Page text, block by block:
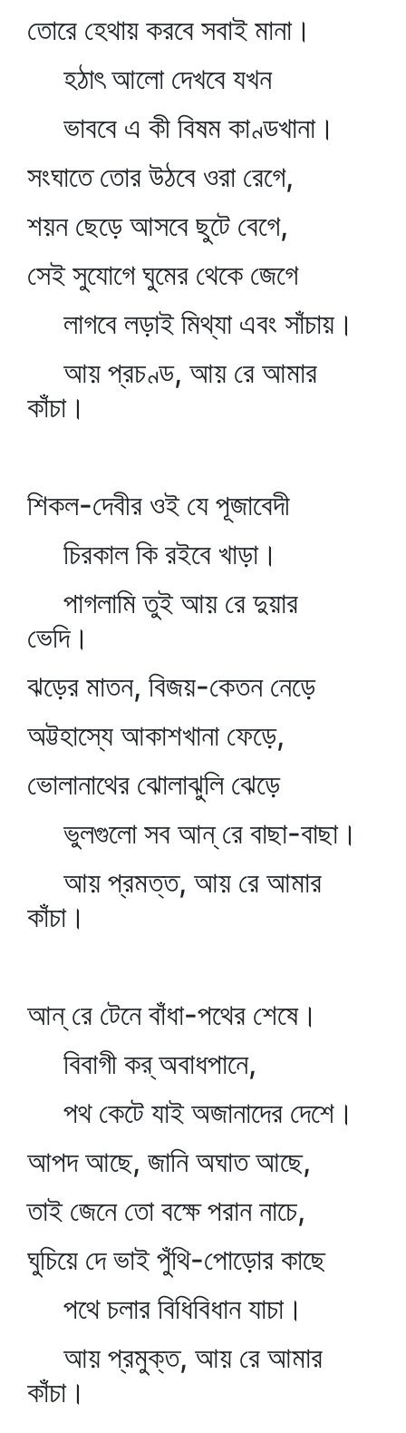
তোরে হেথায় করবে সবাই মানা।
হঠাৎ আলো দেখবে যখন
ভাববে এ কী বিষম কাণ্ডখানা।
সংঘাতে তোর উঠবে ওরা রেগে,
শয়ন ছেড়ে আসবে ছুটে বেগে,
সেই সুযোগে ঘুমের থেকে জেগে
লাগবে লড়াই মিথ্যা এবং সাঁচায়।
আয় প্রচণ্ড, আয় রে আমার
কাঁচা।
শিকল-দেবীর ওই যে পূজাবেদী
চিরকাল কি রইবে খাড়া।
পাগলামি তুই আয় রে দুয়ার
ভেদি।
ঝড়ের মাতন, বিজয়-কেতন নেড়ে
অট্টহাস্যে আকাশখানা ফেড়ে,
ভোলানাথের ঝোলাঝুলি ঝেড়ে
ভুলগুলো সব আন্‌ রে বাছা-বাছা।
আয় প্রমত্ত, আয় রে আমার
কাঁচা।
আন্‌ রে টেনে বাঁধা-পথের শেষে।
বিবাগী কর্‌ অবাধপানে,
পথ কেটে যাই অজানাদের দেশে।
আপদ আছে, জানি অঘাত আছে,
তাই জেনে তো বক্ষে পরান নাচে,
ঘুচিয়ে দে ভাই পুঁথি-পোড়োর কাছে
পথে চলার বিধিবিধান যাচা।
আয় প্রমুক্ত, আয় রে আমার
কাঁচা।